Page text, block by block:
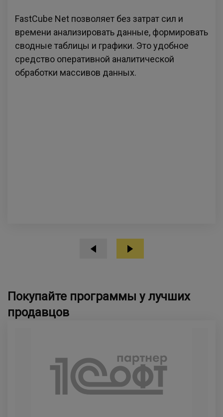
FastCube Net позволяет без затрат сил и
времени анализировать данные, формировать
сводные таблицы и графики. Это удобное
средство оперативной аналитической
обработки массивов данных.
Покупайте программы у лучших
продавцов